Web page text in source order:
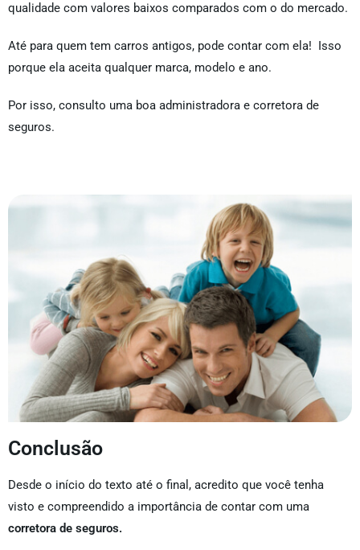
qualidade com valores baixos comparados com o do mercado.
Até para quem tem carros antigos, pode contar com ela! Isso
porque ela aceita qualquer marca, modelo e ano.
Por isso, consulto uma boa administradora e corretora de
seguros.
Conclusão
Desde o início do texto até o final, acredito que você tenha
visto e compreendido a importância de contar com uma
corretora de seguros.